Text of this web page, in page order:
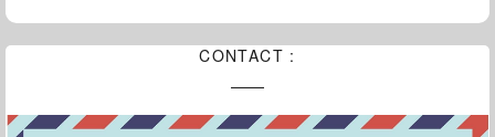
CONTACT :